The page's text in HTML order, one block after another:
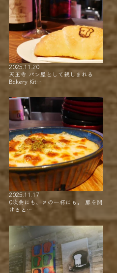
2025.11.20
天王寺 パン屋として親しまれる
Bakery Kit…
2025.11.17
0次会にも、〆の一杯にも。 扉を開
けると…